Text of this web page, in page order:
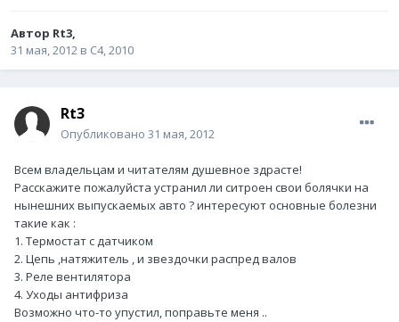
Автор Rt3,
31 мая, 2012 в C4, 2010
Rt3
Опубликовано 31 мая, 2012
Всем владельцам и читателям душевное здрасте!
Расскажите пожалуйста устранил ли ситроен свои болячки на
нынешних выпускаемых авто ? интересуют основные болезни
такие как :
1. Термостат с датчиком
2. Цепь ,натяжитель , и звездочки распред валов
3. Реле вентилятора
4. Уходы антифриза
Возможно что-то упустил, поправьте меня ..